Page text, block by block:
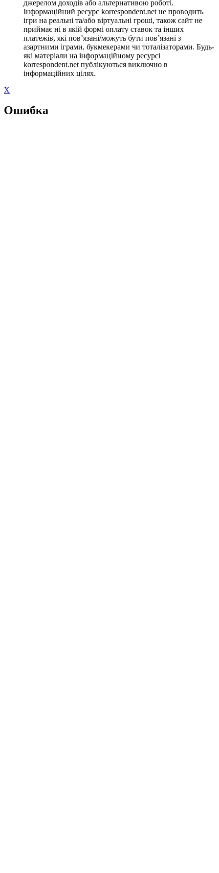
джерелом доходів або альтернативою роботі.
Інформаційний ресурс korrespondent.net не проводить
ігри на реальні та/або віртуальні гроші, також сайт не
приймає ні в якій формі оплату ставок та інших
платежів, які пов’язані/можуть бути пов’язані з
азартними іграми, букмекерами чи тоталізаторами. Будь-
які матеріали на інформаційному ресурсі
korrespondent.net публікуються виключно в
інформаційних цілях.
X
Ошибка